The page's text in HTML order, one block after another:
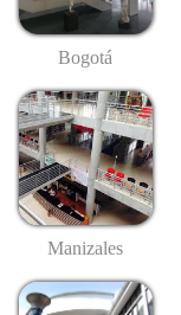
Bogotá
Manizales